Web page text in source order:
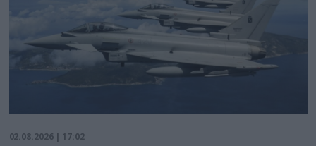
02.08.2026 | 17:02